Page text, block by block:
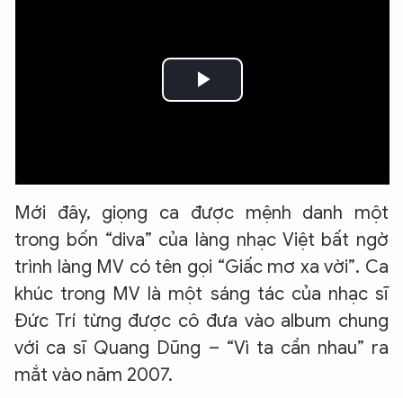
Play
Mới đây, giọng ca được mệnh danh một
trong bốn “diva” của làng nhạc Việt bất ngờ
trình làng MV có tên gọi “Giấc mơ xa vời”. Ca
khúc trong MV là một sáng tác của nhạc sĩ
Đức Trí từng được cô đưa vào album chung
với ca sĩ Quang Dũng – “Vì ta cần nhau” ra
mắt vào năm 2007.